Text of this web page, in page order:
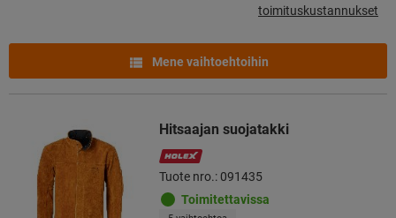
toimituskustannukset
Mene vaihtoehtoihin
Hitsaajan suojatakki
Tuote nro.: 091435
Toimitettavissa